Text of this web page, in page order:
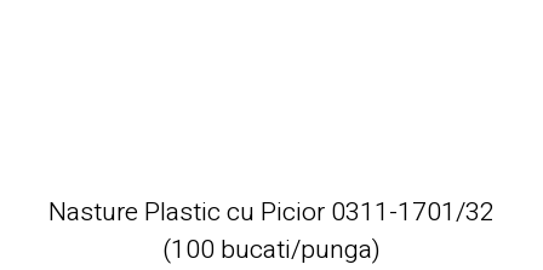
Nasture Plastic cu Picior 0311-1701/32
(100 bucati/punga)